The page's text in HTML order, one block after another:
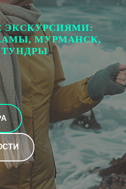
ЭКСКУРСИЯМИ:
МУРМАНСК,
ТУНДРЫ